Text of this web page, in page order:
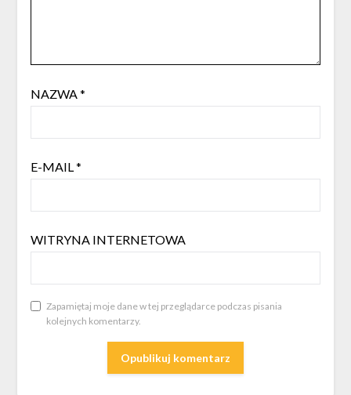
NAZWA*
E-MAIL*
WITRYNA INTERNETOWA
Zapamiętaj moje dane w tej przeglądarce podczas pisania
kolejnych komentarzy.